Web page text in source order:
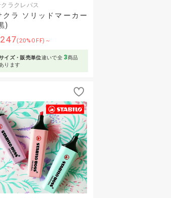
クラクレパス
クラ ソリッドマーカー
)
(20%OFF)～
イズ・販売単位違いで全 3商品
ります